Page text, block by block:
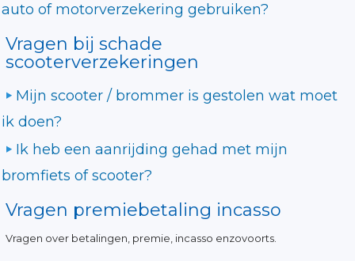
auto of motorverzekering gebruiken?
Vragen bij schade
scooterverzekeringen
Mijn scooter / brommer is gestolen wat moet
ik doen?
Ik heb een aanrijding gehad met mijn
bromfiets of scooter?
Vragen premiebetaling incasso
Vragen over betalingen, premie, incasso enzovoorts.